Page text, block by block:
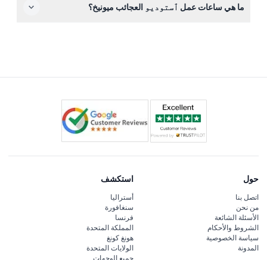
من منطقة التسوق هوفشتات.
ما هي ساعات عمل ٱستوديو العجائب ميونيخ؟
حول
اتصل بنا
من نحن
الأسئلة الشائعة
الشروط والأحكام
سياسة الخصوصية
المدونة
استكشف
أستراليا
سنغافورة
فرنسا
المملكة المتحدة
هونغ كونغ
الولايات المتحدة
جميع الوجهات